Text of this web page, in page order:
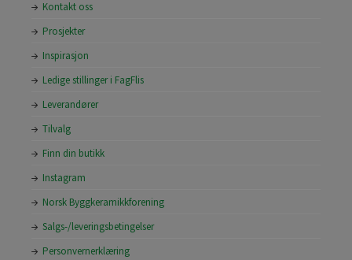
Kontakt oss
Prosjekter
Inspirasjon
Ledige stillinger i FagFlis
Leverandører
Tilvalg
Finn din butikk
Instagram
Norsk Byggkeramikkforening
Salgs-/leveringsbetingelser
Personvernerklæring